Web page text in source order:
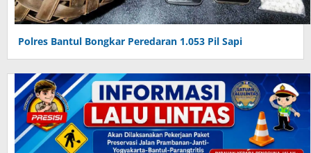
Polres Bantul Bongkar Peredaran 1.053 Pil Sapi